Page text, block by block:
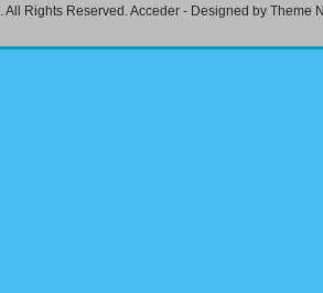
. All Rights Reserved.Acceder - Designed by Theme